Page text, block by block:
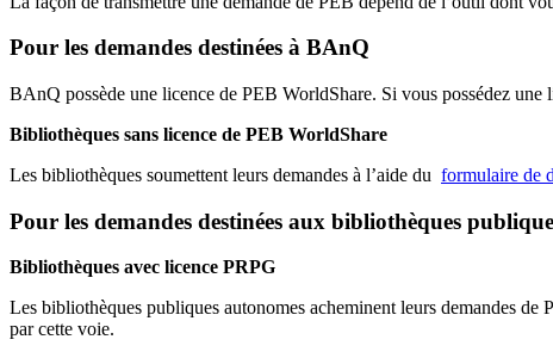
Pour les demandes destinées à BAnQ
BAnQ possède une licence de PEB WorldShare. Si vous possédez
Bibliothèques sans licence de PEB WorldShare
Les bibliothèques soumettent leurs demandes à l’aide du formulaire de
Pour les demandes destinées aux bibliothèques
Bibliothèques avec licence PRPG
Les bibliothèques publiques autonomes acheminent leurs demandes
par cette voie.